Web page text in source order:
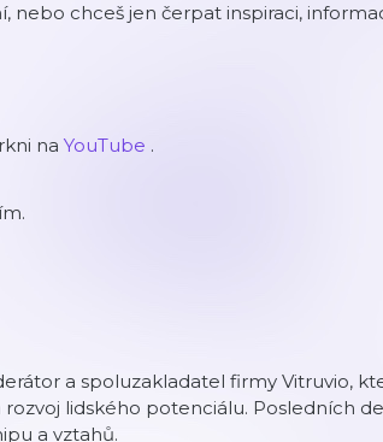
nebo chceš jen čerpat inspiraci,
na YouTube .
a spoluzakladatel firmy Vitruvio,
lidského potenciálu. Posledních
a vztahů.